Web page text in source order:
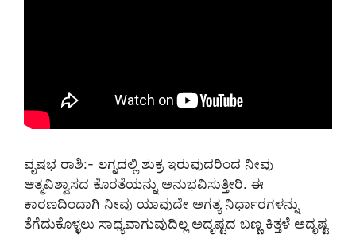
ವೃಷಭ ರಾಶಿ:- ಲಗ್ನದಲ್ಲಿ ಶುಕ್ರ ಇರುವುದರಿಂದ ನೀವು
ಆತ್ಮವಿಶ್ವಾಸದ ಕೊರತೆಯನ್ನು ಅನುಭವಿಸುತ್ತೀರಿ. ಈ
ಕಾರಣದಿಂದಾಗಿ ನೀವು ಯಾವುದೇ ಅಗತ್ಯ ನಿರ್ಧಾರಗಳನ್ನು
ತೆಗೆದುಕೊಳ್ಳಲು ಸಾಧ್ಯವಾಗುವುದಿಲ್ಲ ಅದೃಷ್ಟದ ಬಣ್ಣ ಕಿತ್ತಳೆ ಅದೃಷ್ಟ